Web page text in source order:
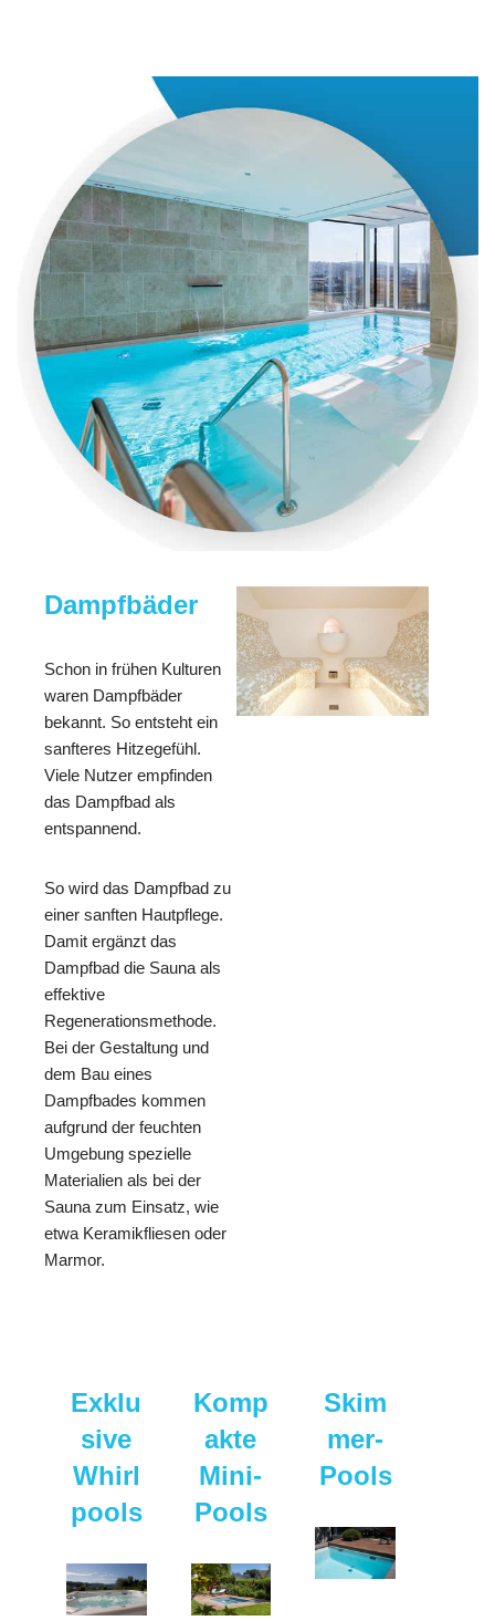
Dampfbäder
Schon in frühen Kulturen
waren Dampfbäder
bekannt. So entsteht ein
sanfteres Hitzegefühl.
Viele Nutzer empfinden
das Dampfbad als
entspannend.
So wird das Dampfbad zu
einer sanften Hautpflege.
Damit ergänzt das
Dampfbad die Sauna als
effektive
Regenerationsmethode.
Bei der Gestaltung und
dem Bau eines
Dampfbades kommen
aufgrund der feuchten
Umgebung spezielle
Materialien als bei der
Sauna zum Einsatz, wie
etwa Keramikfliesen oder
Marmor.
Exklu
sive
Whirl
pools
Komp
akte
Mini-
Pools
Skim
mer-
Pools